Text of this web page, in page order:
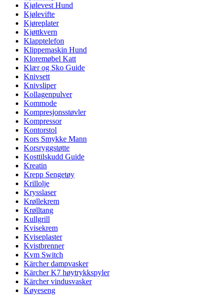
Kjølevest Hund
Kjølevifte
Kjøreplater
Kjøttkvern
Klapptelefon
Klippemaskin Hund
Kloremøbel Katt
Klær og Sko Guide
Knivsett
Knivsliper
Kollagenpulver
Kommode
Kompresjonsstøvler
Kompressor
Kontorstol
Kors Smykke Mann
Korsryggstøtte
Kosttilskudd Guide
Kreatin
Krepp Sengetøy
Krillolje
Krysslaser
Krøllekrem
Krølltang
Kullgrill
Kvisekrem
Kviseplaster
Kvistbrenner
Kvm Switch
Kärcher dampvasker
Kärcher K7 høytrykkspyler
Kärcher vindusvasker
Køyeseng